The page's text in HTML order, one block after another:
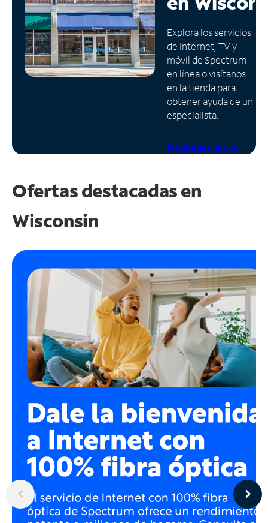
Administrar
cuenta
Encuentra
una
tienda
Explora los servicios
de Internet, TV y
móvil de Spectrum
en línea o visítanos
en la tienda para
obtener ayuda de un
especialista.
Programa una cita
Ofertas destacadas en
Wisconsin